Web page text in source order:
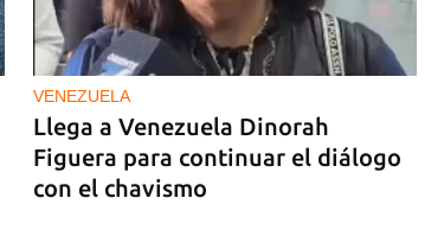
VENEZUELA
Llega a Venezuela Dinorah
Figuera para continuar el diálogo
con el chavismo